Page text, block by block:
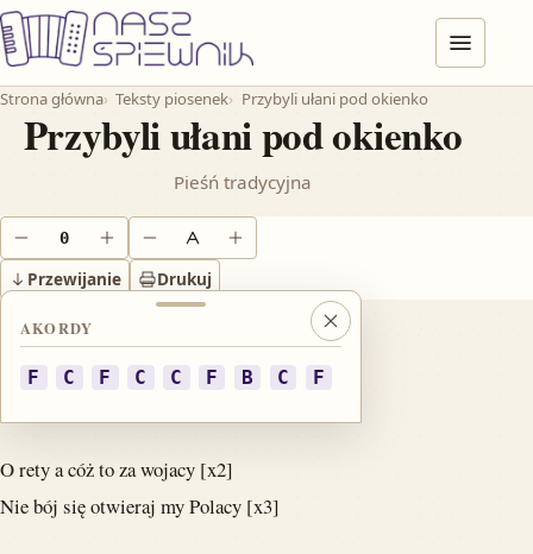
Przejdź do treści
Strona główna Teksty piosenek Przybyli ułani pod okienko
Przybyli ułani pod okienko
Pieśń tradycyjna
Obniż o pół tonu
0 Podnieś o pół tonu
Zmniejsz tekstPowiększ tekst
Przewijanie
Drukuj
Przybyli ułani pod okienko [x2]
Stukają pukają wpuść panienko [x3]
O rety a cóż to za wojacy [x2]
Nie bój się otwieraj my Polacy [x3]
Zamknij akordy
AKORDY
F C F C C F B C F